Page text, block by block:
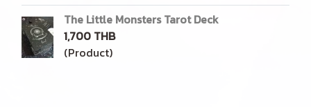
The Little Monsters Tarot Deck
1,700 THB
(Product)